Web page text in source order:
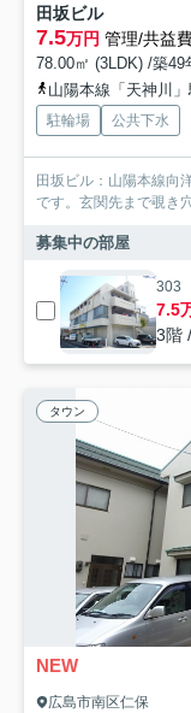
田坂ビル
7.5万円 管理/共益
78.00㎡ (3LDK) /築49
山陽本線「天神川
駐輪場 公共下水
田坂ビル：山陽本線向
です。玄関先まで覗き
募集中の部屋
303
7.5
3階
タウン
NEW
広島市南区仁保